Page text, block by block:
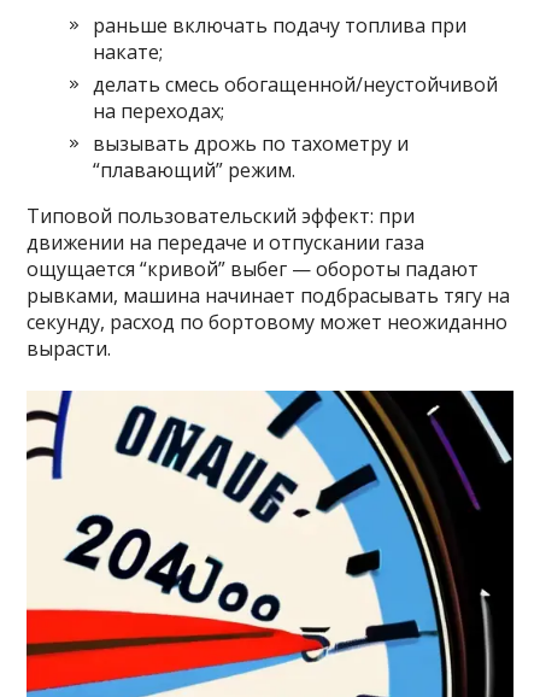
раньше включать подачу топлива при
накате;
делать смесь обогащенной/неустойчивой
на переходах;
вызывать дрожь по тахометру и
“плавающий” режим.
Типовой пользовательский эффект: при
движении на передаче и отпускании газа
ощущается “кривой” выбег — обороты падают
рывками, машина начинает подбрасывать тягу на
секунду, расход по бортовому может неожиданно
вырасти.